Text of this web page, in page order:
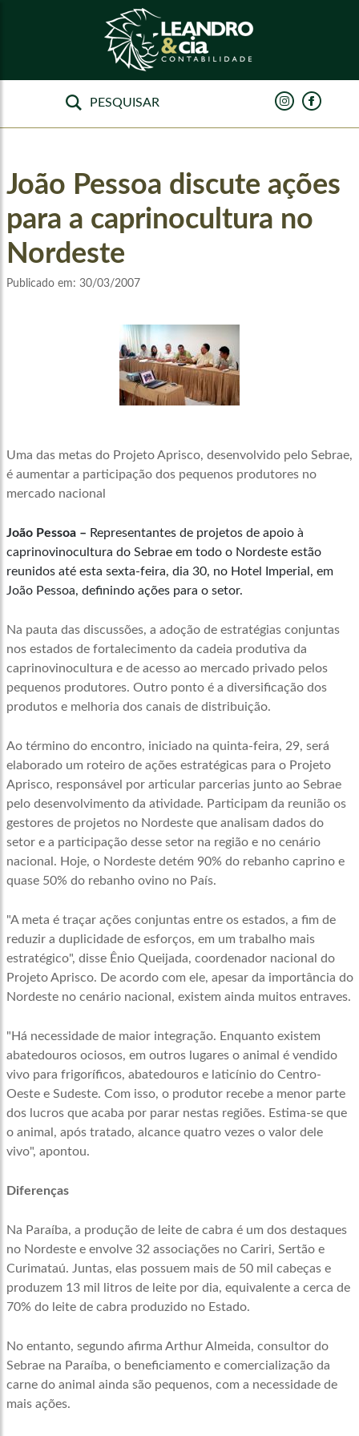
João Pessoa discute ações
para a caprinocultura no
Nordeste
Publicado em: 30/03/2007
Uma das metas do Projeto Aprisco, desenvolvido pelo Sebrae,
é aumentar a participação dos pequenos produtores no
mercado nacional
João Pessoa – Representantes de projetos de apoio à
caprinovinocultura do Sebrae em todo o Nordeste estão
reunidos até esta sexta-feira, dia 30, no Hotel Imperial, em
João Pessoa, definindo ações para o setor.
Na pauta das discussões, a adoção de estratégias conjuntas
nos estados de fortalecimento da cadeia produtiva da
caprinovinocultura e de acesso ao mercado privado pelos
pequenos produtores. Outro ponto é a diversificação dos
produtos e melhoria dos canais de distribuição.
Ao término do encontro, iniciado na quinta-feira, 29, será
elaborado um roteiro de ações estratégicas para o Projeto
Aprisco, responsável por articular parcerias junto ao Sebrae
pelo desenvolvimento da atividade. Participam da reunião os
gestores de projetos no Nordeste que analisam dados do
setor e a participação desse setor na região e no cenário
nacional. Hoje, o Nordeste detém 90% do rebanho caprino e
quase 50% do rebanho ovino no País.
"A meta é traçar ações conjuntas entre os estados, a fim de
reduzir a duplicidade de esforços, em um trabalho mais
estratégico", disse Ênio Queijada, coordenador nacional do
Projeto Aprisco. De acordo com ele, apesar da importância do
Nordeste no cenário nacional, existem ainda muitos entraves.
"Há necessidade de maior integração. Enquanto existem
abatedouros ociosos, em outros lugares o animal é vendido
vivo para frigoríficos, abatedouros e laticínio do Centro-
Oeste e Sudeste. Com isso, o produtor recebe a menor parte
dos lucros que acaba por parar nestas regiões. Estima-se que
o animal, após tratado, alcance quatro vezes o valor dele
vivo", apontou.
Diferenças
Na Paraíba, a produção de leite de cabra é um dos destaques
no Nordeste e envolve 32 associações no Cariri, Sertão e
Curimataú. Juntas, elas possuem mais de 50 mil cabeças e
produzem 13 mil litros de leite por dia, equivalente a cerca de
70% do leite de cabra produzido no Estado.
No entanto, segundo afirma Arthur Almeida, consultor do
Sebrae na Paraíba, o beneficiamento e comercialização da
carne do animal ainda são pequenos, com a necessidade de
mais ações.